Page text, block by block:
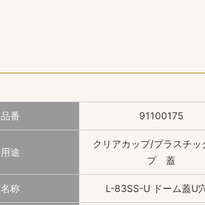
品番 91100175
用途
クリアカップ/プラスチッ
プ 蓋
名称 L-83SS-U ドーム蓋U